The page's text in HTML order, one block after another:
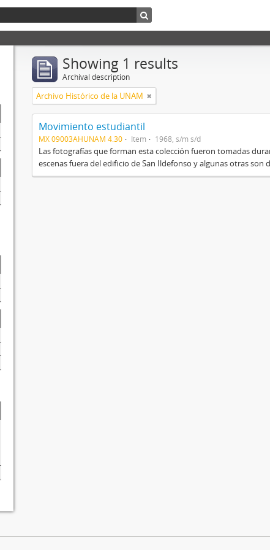
Showing 1 results
Archival description
Archivo Histórico de la UNAM
Movimiento estudiantil
MX 09003AHUNAM 4.30 Item 1968, s/m s/d
Las fotografías que forman esta colección fueron tomadas
escenas fuera del edificio de San Ildefonso y algunas otras son